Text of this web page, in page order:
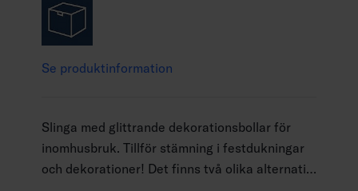
Se produktinformation
Slinga med glittrande dekorationsbollar för
inomhusbruk. Tillför stämning i festdukningar
och dekorationer! Det finns två olika alternativ